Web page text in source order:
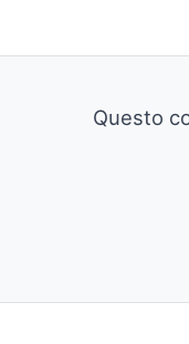
Questo